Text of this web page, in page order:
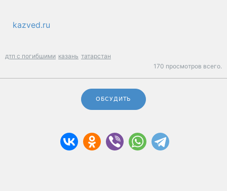
kazved.ru
дтп с погибшими казань татарстан
170 просмотров всего.
ОБСУДИТЬ